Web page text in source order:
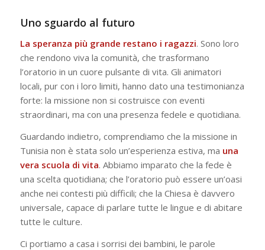
Uno sguardo al futuro
La speranza più grande restano i ragazzi. Sono loro
che rendono viva la comunità, che trasformano
l’oratorio in un cuore pulsante di vita. Gli animatori
locali, pur con i loro limiti, hanno dato una testimonianza
forte: la missione non si costruisce con eventi
straordinari, ma con una presenza fedele e quotidiana.
Guardando indietro, comprendiamo che la missione in
Tunisia non è stata solo un’esperienza estiva, ma una
vera scuola di vita. Abbiamo imparato che la fede è
una scelta quotidiana; che l’oratorio può essere un’oasi
anche nei contesti più difficili; che la Chiesa è davvero
universale, capace di parlare tutte le lingue e di abitare
tutte le culture.
Ci portiamo a casa i sorrisi dei bambini, le parole